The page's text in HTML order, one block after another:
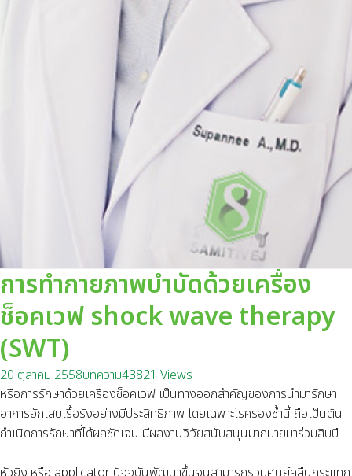
การทำกายภาพบำบัดด้วยเครื่อง
ช็อคเวฟ shock wave therapy
(SWT)
20 ตุลาคม 2558บทความ43821 Views
หรือการรักษาด้วยเครื่องช็อคเวฟ เป็นทางออกสำคัญของการนำมารักษา
อาการอักเสบเรื้อรังอย่างมีประสิทธิภาพ โดยเฉพาะโรครองช้ำนี้ ถือเป็นต้น
กำเนิดการรักษาที่ได้ผลชัดเจน มีผลงานวิจัยสนับสนุนมากมายมาร่วมสิบปี